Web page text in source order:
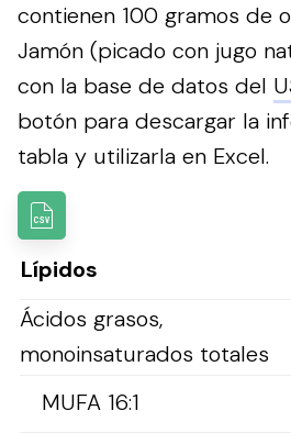
contienen 100 gramos de
Jamón (picado con jugo
con la base de datos del
botón para descargar la
tabla y utilizarla en Excel.
Lípidos
Ácidos grasos,
monoinsaturados totales
MUFA 16:1